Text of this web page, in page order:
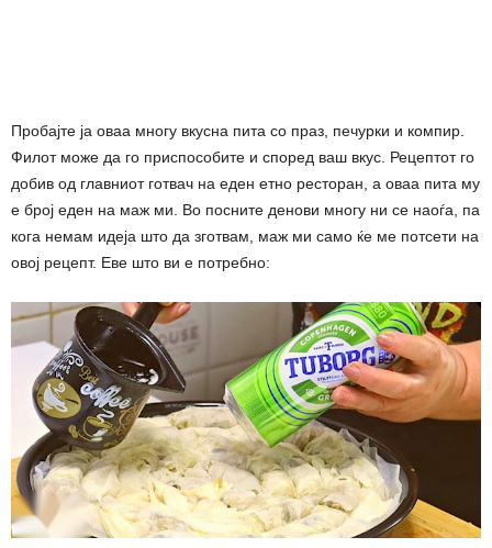
Пробајте ја оваа многу вкусна пита со праз, печурки и компир.
Филот може да го приспособите и според ваш вкус. Рецептот го
добив од главниот готвач на еден етно ресторан, а оваа пита му
е број еден на маж ми. Во посните денови многу ни се наоѓа, па
кога немам идеја што да зготвам, маж ми само ќе ме потсети на
овој рецепт. Еве што ви е потребно: